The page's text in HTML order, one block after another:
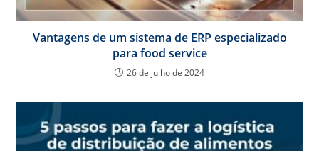
Vantagens de um sistema de ERP especializado
para food service
26 de julho de 2024